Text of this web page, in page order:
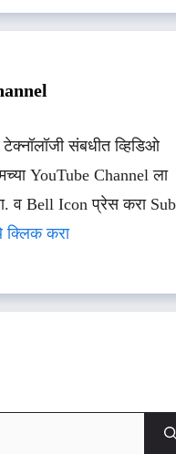
संबधीत व्हिडिओ
YouTube Channel ला
व Bell Icon प्रेस करा
क्लिक करा